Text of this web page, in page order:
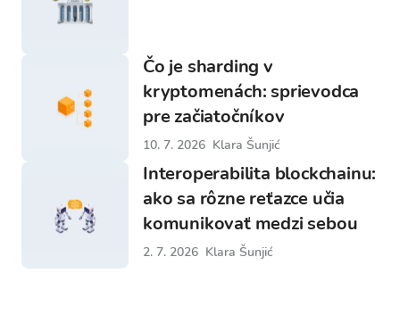
Čo je sharding v
kryptomenách: sprievodca
pre začiatočníkov
10. 7. 2026 Klara Šunjić
Interoperabilita blockchainu:
ako sa rôzne reťazce učia
komunikovať medzi sebou
2. 7. 2026 Klara Šunjić